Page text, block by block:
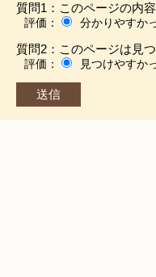
質問1：このページの内
評価： 分かりやすか
質問2：このページは見
評価： 見つけやすか